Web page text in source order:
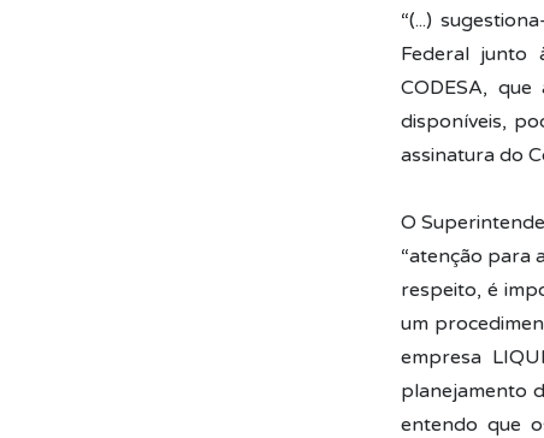
“(...)
Federal junto
CODESA,
disponíveis,
assinatura do
O
“atenção para
respeito, é
um
empresa
planejamento
entendo que